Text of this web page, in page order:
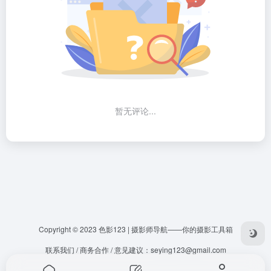
暂无评论...
Copyright © 2023 色影123 | 摄影师导航——你的摄影工具箱
联系我们 / 商务合作 / 意见建议： seying123@gmail.com